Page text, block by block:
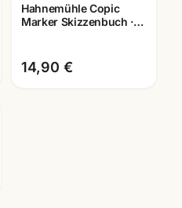
Hahnemühle Copic
Marker Skizzenbuch ·
14,90 €